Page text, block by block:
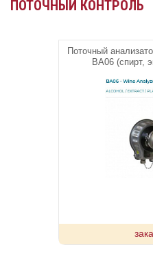
ПОТОЧНЫЙ КОНТРОЛЬ
Поточный
BA06 (спирт,